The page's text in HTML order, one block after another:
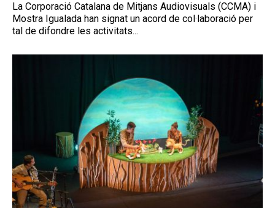
La Corporació Catalana de Mitjans Audiovisuals (CCMA) i
Mostra Igualada han signat un acord de col·laboració per
tal de difondre les activitats...